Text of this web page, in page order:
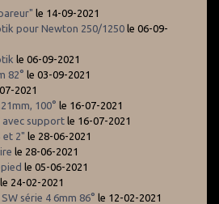
le 14-09-2021
pour Newton 250/1250 le 06-09-
le 06-09-2021
82° le 03-09-2021
2021
100° le 16-07-2021
avec support le 16-07-2021
et 2" le 28-06-2021
le 28-06-2021
le 05-06-2021
le 24-02-2021
série 4 6mm 86° le 12-02-2021